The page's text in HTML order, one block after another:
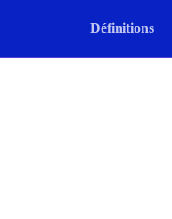
Définitions